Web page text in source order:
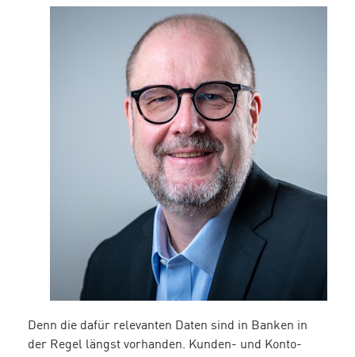
Denn die dafür relevanten Daten sind in Banken in
der Regel längst vorhanden. Kunden- und Konto-